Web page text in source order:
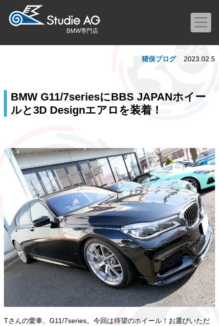
BMW専門店
BMW G11/7seriesにBBS JAPANホイー
ルと3D Designエアロを装着！
猪俣ブログ 2023.02.5
Tさんの愛車、G11/7series。今回は待望のホイール！お選びいただ